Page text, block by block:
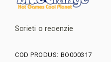
Scrieti o recenzie
COD PRODUS: BO000317